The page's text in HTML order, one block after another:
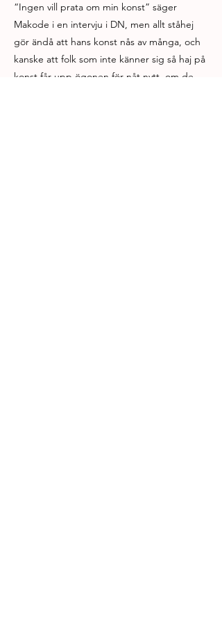
“Ingen vill prata om min konst” säger
Makode i en intervju i DN, men allt ståhej
gör ändå att hans konst nås av många, och
kanske att folk som inte känner sig så haj på
konst får upp ögonen för nåt nytt, om de